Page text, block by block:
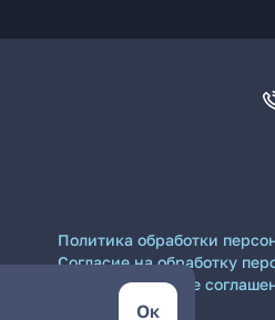
Ок
Политика обработки
Согласие на обработку
Пользовательское